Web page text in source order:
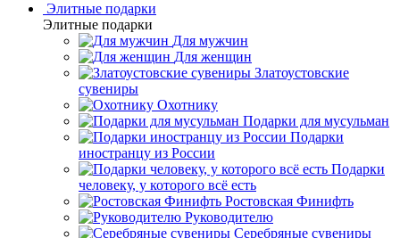
Элитные подарки
Элитные подарки
Для мужчин
Для женщин
Златоустовские
сувениры
Охотнику
Подарки для мусульман
Подарки
иностранцу из России
Подарки
человеку, у которого всё есть
Ростовская Финифть
Руководителю
Серебряные сувениры